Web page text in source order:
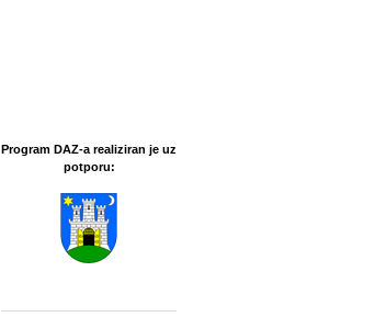
Program DAZ-a realiziran je uz
potporu: